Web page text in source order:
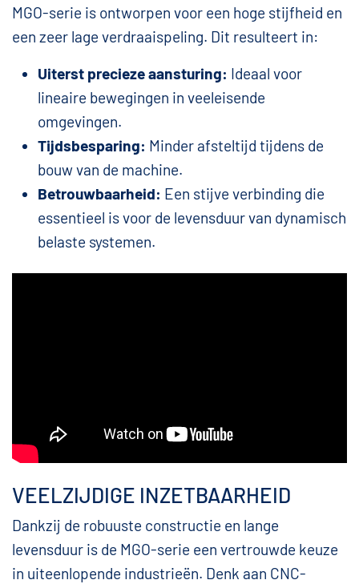
MGO-serie is ontworpen voor een hoge stijfheid en
een zeer lage verdraaispeling. Dit resulteert in:
Uiterst precieze aansturing: Ideaal voor
lineaire bewegingen in veeleisende
omgevingen.
Tijdsbesparing: Minder afsteltijd tijdens de
bouw van de machine.
Betrouwbaarheid: Een stijve verbinding die
essentieel is voor de levensduur van dynamisch
belaste systemen.
VEELZIJDIGE INZETBAARHEID
Dankzij de robuuste constructie en lange
levensduur is de MGO-serie een vertrouwde keuze
in uiteenlopende industrieën. Denk aan CNC-